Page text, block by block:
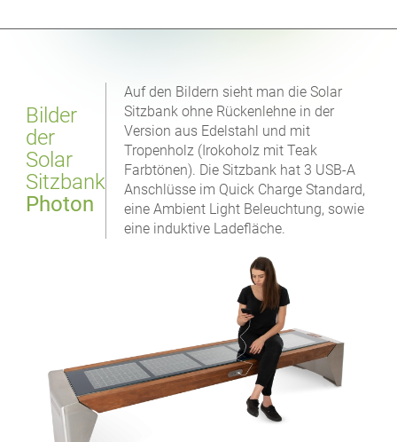
Bilder
der
Solar
Sitzbank
Photon
Auf den Bildern sieht man die Solar
Sitzbank ohne Rückenlehne in der
Version aus Edelstahl und mit
Tropenholz (Irokoholz mit Teak
Farbtönen). Die Sitzbank hat 3 USB-A
Anschlüsse im Quick Charge Standard,
eine Ambient Light Beleuchtung, sowie
eine induktive Ladefläche.